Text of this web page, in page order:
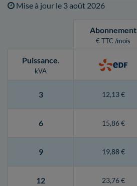
Mise à jour le 3 août 2026
Abonnement
€ TTC /mois
Puissance.
kVA
3 12,13 €
6 15,86 €
9 19,88 €
12 23,76 €